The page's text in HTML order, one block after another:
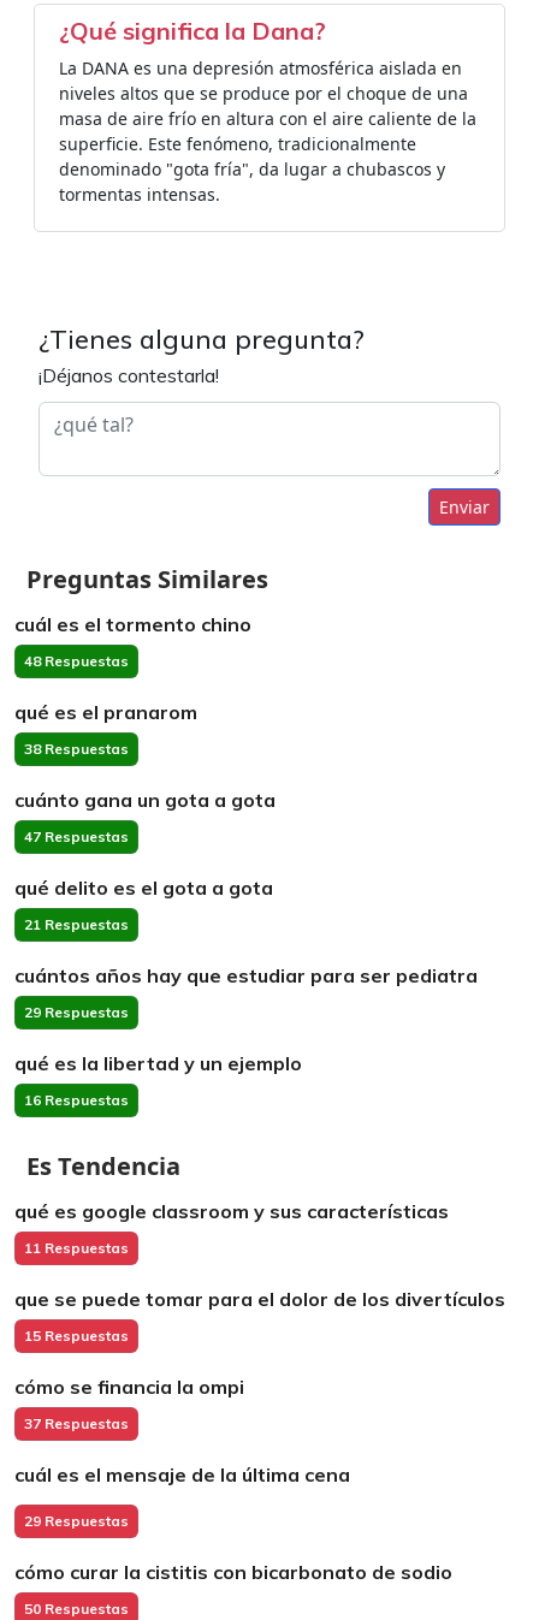
¿Qué significa la Dana?
La DANA es una depresión atmosférica aislada en
niveles altos que se produce por el choque de una
masa de aire frío en altura con el aire caliente de la
superficie. Este fenómeno, tradicionalmente
denominado "gota fría", da lugar a chubascos y
tormentas intensas.
¿Tienes alguna pregunta?
¡Déjanos contestarla!
Enviar
Preguntas Similares
cuál es el tormento chino
48 Respuestas
qué es el pranarom
38 Respuestas
cuánto gana un gota a gota
47 Respuestas
qué delito es el gota a gota
21 Respuestas
cuántos años hay que estudiar para ser pediatra
29 Respuestas
qué es la libertad y un ejemplo
16 Respuestas
Es Tendencia
qué es google classroom y sus características
11 Respuestas
que se puede tomar para el dolor de los divertículos
15 Respuestas
cómo se financia la ompi
37 Respuestas
cuál es el mensaje de la última cena
29 Respuestas
cómo curar la cistitis con bicarbonato de sodio
50 Respuestas